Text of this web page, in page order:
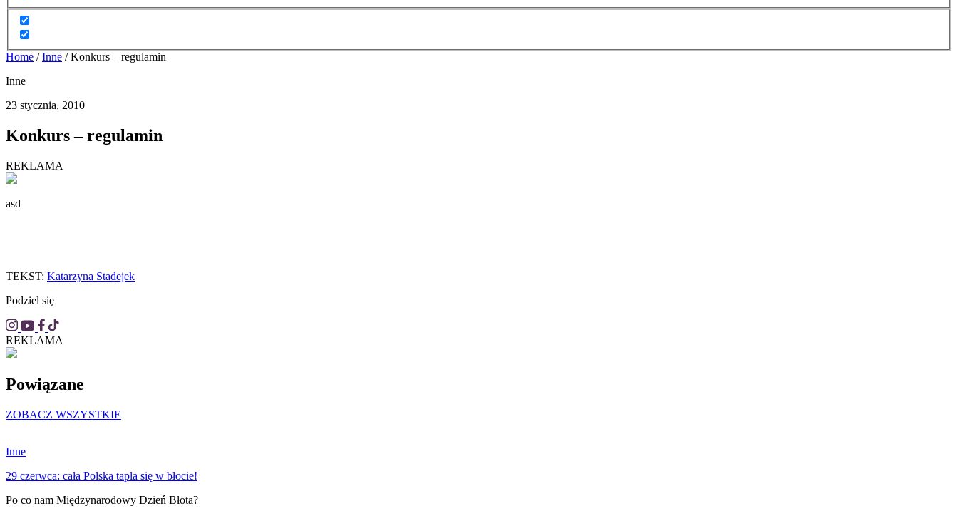
Home / Inne / Konkurs – regulamin
Inne
23 stycznia, 2010
Konkurs – regulamin
REKLAMA
asd
TEKST: Katarzyna Stadejek
Podziel się
REKLAMA
Powiązane
ZOBACZ WSZYSTKIE
Inne
29 czerwca: cała Polska tapla się w błocie!
Po co nam Międzynarodowy Dzień Błota?